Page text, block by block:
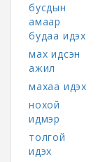
бусдын
амаар
будаа идэх
мах идсэн
ажил
махаа идэх
нохой
идмэр
толгой
идэх